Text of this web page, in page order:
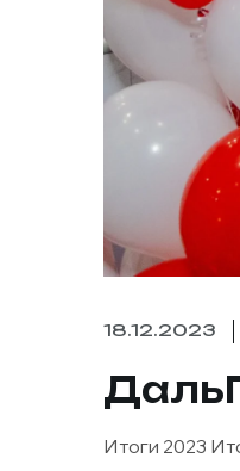
18.12.2023
Итоги 2023